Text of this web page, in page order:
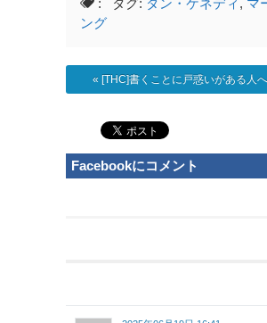
ング
« [THC]書くことに戸惑いがある人へ
Facebookにコメント